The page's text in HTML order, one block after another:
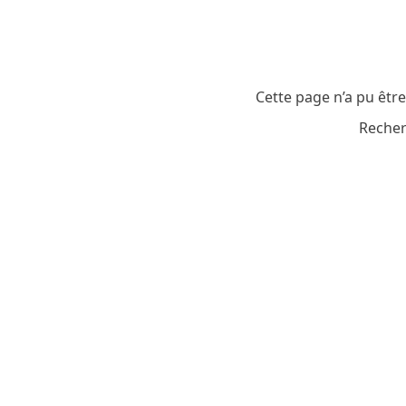
Cette page n’a pu